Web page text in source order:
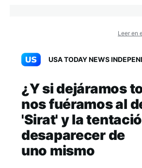
Leer en
USA TODAY NEWS
¿Y si dejáramos
nos fuéramos al
'Sirat' y la
desaparecer de
uno mismo